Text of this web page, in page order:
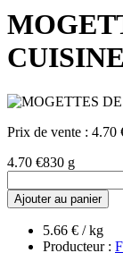
Prix de vente : 4.70
4.70 €830 g
Ajouter au panier
5.66 € / kg
Producteur :